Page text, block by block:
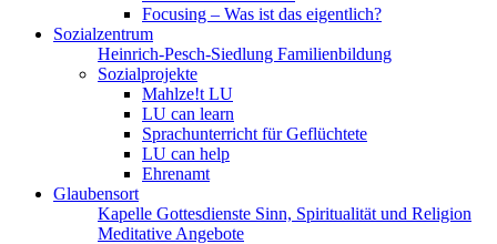
Focusing – Was ist das eigentlich?
Sozialzentrum
Heinrich-Pesch-Siedlung Familienbildung
Sozialprojekte
Mahlze!t LU
LU can learn
Sprachunterricht für Geflüchtete
LU can help
Ehrenamt
Glaubensort
Kapelle Gottesdienste Sinn, Spiritualität und Religion
Meditative Angebote